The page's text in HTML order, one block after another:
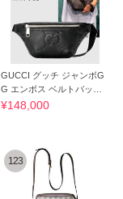
GUCCI グッチ ジャンボG
G エンボス ベルトバッグ 6
58582 人気
¥148,000
123